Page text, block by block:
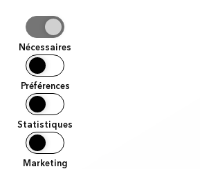
Nécessaires
Préférences
Statistiques
Marketing